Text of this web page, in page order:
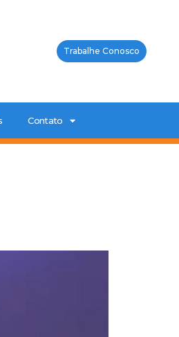
Trabalhe Conosco
Contato